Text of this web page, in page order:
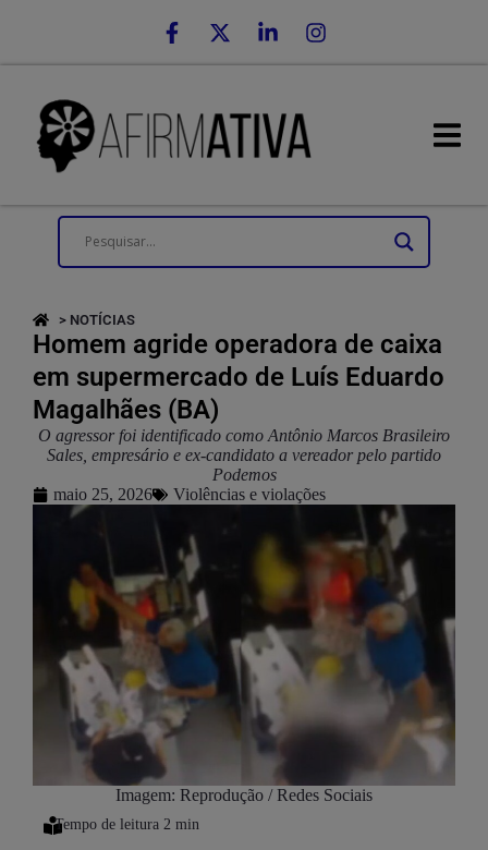
> NOTÍCIAS
Homem agride operadora de caixa
em supermercado de Luís Eduardo
Magalhães (BA)
O agressor foi identificado como Antônio Marcos Brasileiro
Sales, empresário e ex-candidato a vereador pelo partido
Podemos
maio 25, 2026
Violências e violações
Imagem: Reprodução / Redes Sociais